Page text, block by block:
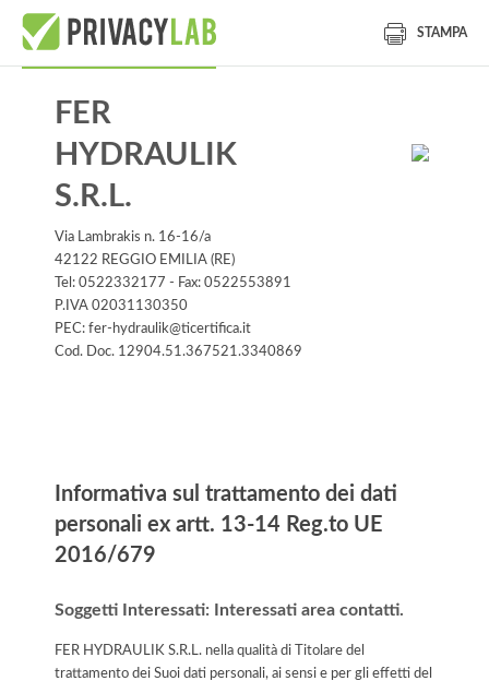
STAMPA
FER
HYDRAULIK
S.R.L.
Via Lambrakis n. 16-16/a
42122 REGGIO EMILIA (RE)
Tel: 0522332177 - Fax: 0522553891
P.IVA 02031130350
PEC: fer-hydraulik@ticertifica.it
Cod. Doc. 12904.51.367521.3340869
Informativa sul trattamento dei dati
personali ex artt. 13-14 Reg.to UE
2016/679
Soggetti Interessati: Interessati area contatti.
FER HYDRAULIK S.R.L. nella qualità di Titolare del
trattamento dei Suoi dati personali, ai sensi e per gli effetti del